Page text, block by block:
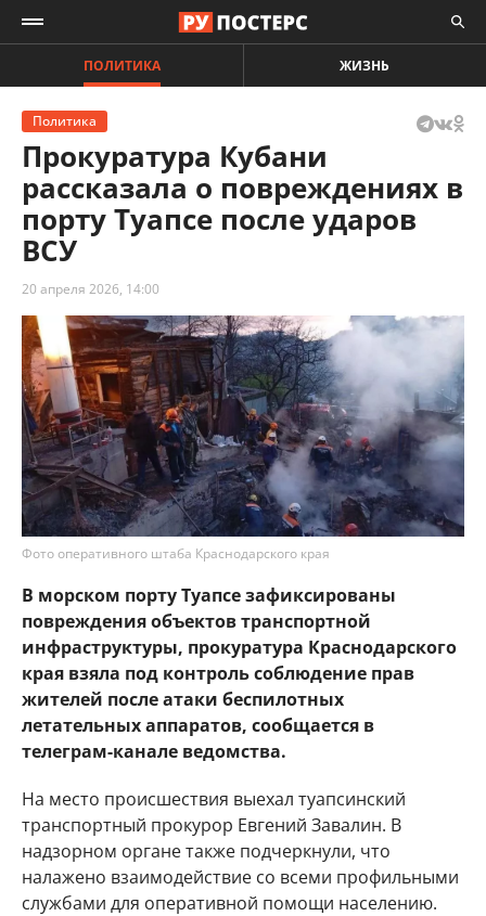
ПОЛИТИКА ЖИЗНЬ
Политика
Прокуратура Кубани
рассказала о повреждениях в
порту Туапсе после ударов
ВСУ
20 апреля 2026, 14:00
Фото оперативного штаба Краснодарского края
В морском порту Туапсе зафиксированы
повреждения объектов транспортной
инфраструктуры, прокуратура Краснодарского
края взяла под контроль соблюдение прав
жителей после атаки беспилотных
летательных аппаратов, сообщается в
телеграм-канале ведомства.
На место происшествия выехал туапсинский
транспортный прокурор Евгений Завалин. В
надзорном органе также подчеркнули, что
налажено взаимодействие со всеми профильными
службами для оперативной помощи населению.